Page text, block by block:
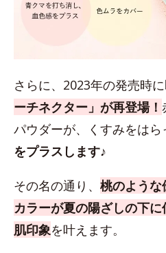
さらに、2023年の発売時
ーチネクター」が再登場！
パウダーが、くすみをはら
をプラスします♪
その名の通り、 桃のよう
カラーが夏の陽ざしの下
肌印象を叶えます。